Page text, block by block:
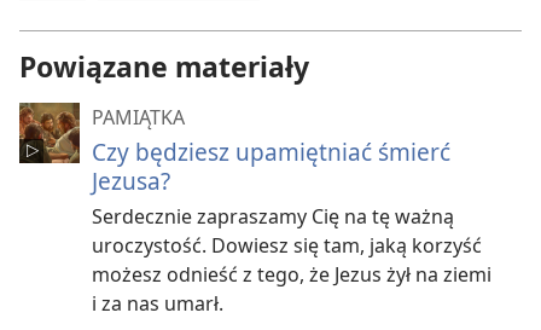
Powiązane materiały
PAMIĄTKA
Czy będziesz upamiętniać śmierć
Jezusa?
Serdecznie zapraszamy Cię na tę ważną
uroczystość. Dowiesz się tam, jaką korzyść
możesz odnieść z tego, że Jezus żył na ziemi
i za nas umarł.